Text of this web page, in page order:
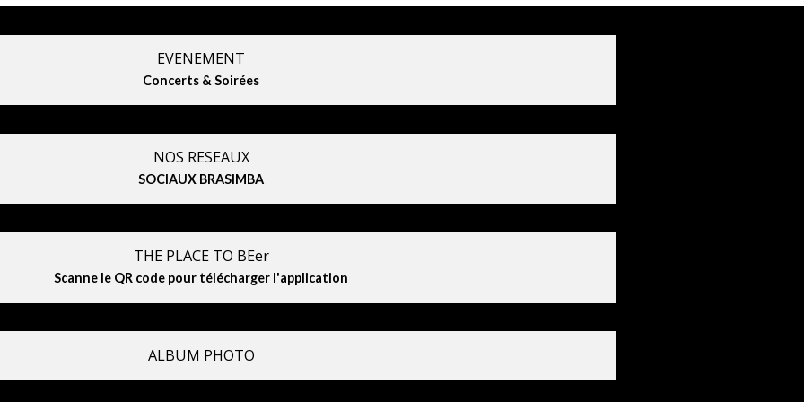
EVENEMENT
Concerts & Soirées
NOS RESEAUX
SOCIAUX BRASIMBA
THE PLACE TO BEer
Scanne le QR code pour télécharger l'application
ALBUM PHOTO